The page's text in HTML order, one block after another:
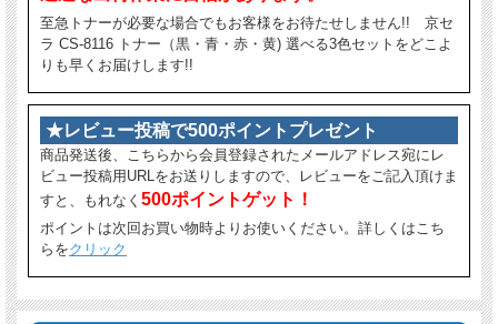
至急トナーが必要な場合でもお客様をお待たせしません!! 京セ
ラ CS-8116 トナー（黒・青・赤・黄) 選べる3色セットをどこよ
りも早くお届けします!!
★レビュー投稿で500ポイントプレゼント
商品発送後、こちらから会員登録されたメールアドレス宛にレ
ビュー投稿用URLをお送りしますので、レビューをご記入頂けま
すと、もれなく 500ポイントゲット！
ポイントは次回お買い物時よりお使いください。詳しくはこち
らをクリック